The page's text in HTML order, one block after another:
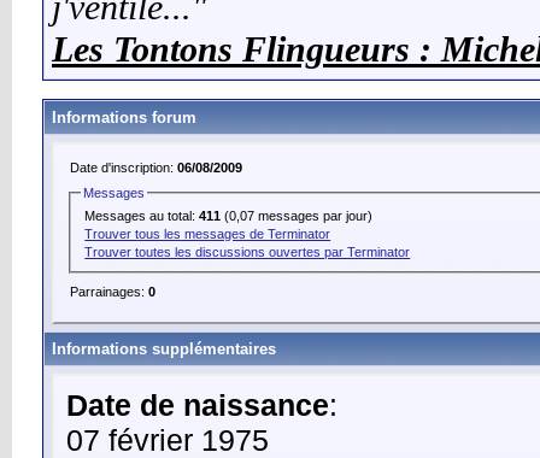
Les Tontons Flingueurs :
Informations forum
Date d'inscription: 06/08/2009
Messages
Messages au total:411 (0,07 messages par jour)
Trouver tous les messages de Terminator
Trouver toutes les discussions ouvertes par Terminator
Parrainages: 0
Informations supplémentaires
Date de naissance:
07 février 1975